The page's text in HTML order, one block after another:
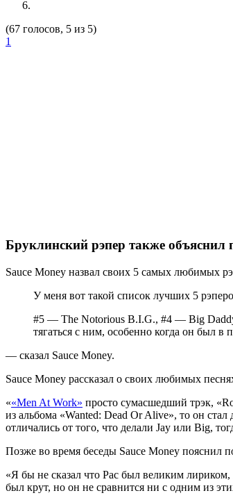
(67 голосов, 5 из 5)
1
Бруклинский рэпер также объяснил
Sauce Money назвал своих 5 самых любимых
У меня вот такой список лучших 5
#5 — The Notorious B.I.G., #4 — Big
тягаться с ним, особенно когда он был в
— сказал Sauce Money.
Sauce Money рассказал о своих любимых
««Men At Work» просто сумасшедший трэк,
из альбома «Wanted: Dead Or Alive», то он
отличались от того, что делали Jay или Big,
Позже во время беседы Sauce Money пояснил
«Я бы не сказал что Pac был великим лириком,
был крут, но он не сравнится ни с одним из